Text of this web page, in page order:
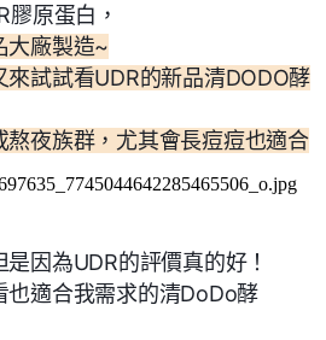
膠原蛋白，
大廠製造~
試試看UDR的新品清DODO酵
熬夜族群，尤其會長痘痘也適合
因為UDR的評價真的好！
也適合我需求的清DoDo酵